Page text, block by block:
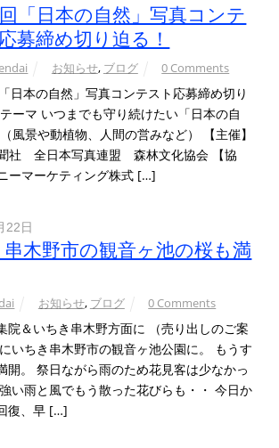
「日本の自然」写真コンテ
募締め切り迫る！
お知らせ, ブログ 0 Comments
日本の自然」写真コンテスト応募締め切り
ーマ いつまでも守り続けたい「日本の自
風景や動植物、人間の営みなど） 【主催】
社 全日本写真連盟 森林文化協会 【協
ーマーケティング株式 […]
22日
木野市の観音ヶ池の桜も満
お知らせ, ブログ 0 Comments
院＆いちき串木野方面に （売り出しのご案
いちき串木野市の観音ヶ池公園に。 もうす
開。 祭日ながら雨のため花見客は少なかっ
い雨と風でもう散った花びらも・・ 今日か
復、早 […]